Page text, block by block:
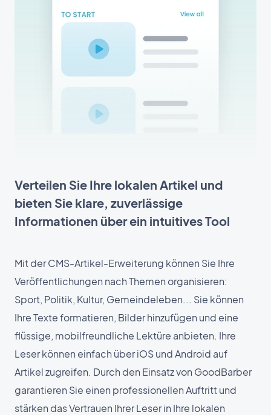
Verteilen Sie Ihre lokalen Artikel und
bieten Sie klare, zuverlässige
Informationen über ein intuitives Tool
Mit der CMS-Artikel-Erweiterung können Sie Ihre
Veröffentlichungen nach Themen organisieren:
Sport, Politik, Kultur, Gemeindeleben... Sie können
Ihre Texte formatieren, Bilder hinzufügen und eine
flüssige, mobilfreundliche Lektüre anbieten. Ihre
Leser können einfach über iOS und Android auf
Artikel zugreifen. Durch den Einsatz von GoodBarber
garantieren Sie einen professionellen Auftritt und
stärken das Vertrauen Ihrer Leser in Ihre lokalen